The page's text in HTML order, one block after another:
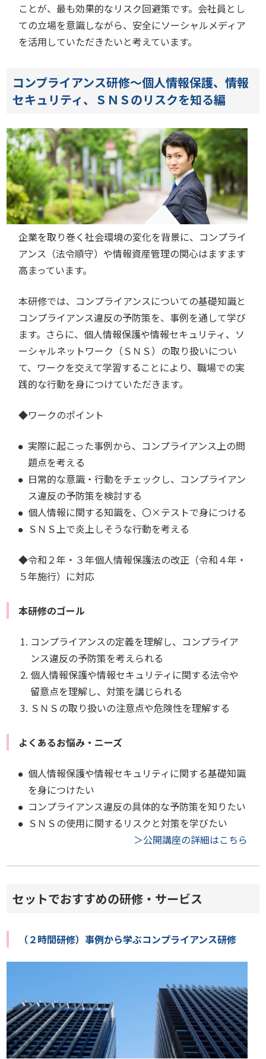
ことが、最も効果的なリスク回避策です。会社員とし
ての立場を意識しながら、安全にソーシャルメディア
を活用していただきたいと考えています。
コンプライアンス研修～個人情報保護、情報
セキュリティ、ＳＮＳのリスクを知る編
企業を取り巻く社会環境の変化を背景に、コンプライ
アンス（法令順守）や情報資産管理の関心はますます
高まっています。
本研修では、コンプライアンスについての基礎知識と
コンプライアンス違反の予防策を、事例を通して学び
ます。さらに、個人情報保護や情報セキュリティ、ソ
ーシャルネットワーク（ＳＮＳ）の取り扱いについ
て、ワークを交えて学習することにより、職場での実
践的な行動を身につけていただきます。
◆ワークのポイント
実際に起こった事例から、コンプライアンス上の問
題点を考える
日常的な意識・行動をチェックし、コンプライアン
ス違反の予防策を検討する
個人情報に関する知識を、〇×テストで身につける
ＳＮＳ上で炎上しそうな行動を考える
◆令和２年・３年個人情報保護法の改正（令和４年・
５年施行）に対応
本研修のゴール
コンプライアンスの定義を理解し、コンプライア
ンス違反の予防策を考えられる
個人情報保護や情報セキュリティに関する法令や
留意点を理解し、対策を講じられる
ＳＮＳの取り扱いの注意点や危険性を理解する
よくあるお悩み・ニーズ
個人情報保護や情報セキュリティに関する基礎知識
を身につけたい
コンプライアンス違反の具体的な予防策を知りたい
ＳＮＳの使用に関するリスクと対策を学びたい
＞公開講座の詳細はこちら
セットでおすすめの研修・サービス
（２時間研修）事例から学ぶコンプライアンス研修